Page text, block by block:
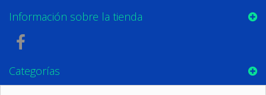
Información sobre la tienda
Categorías